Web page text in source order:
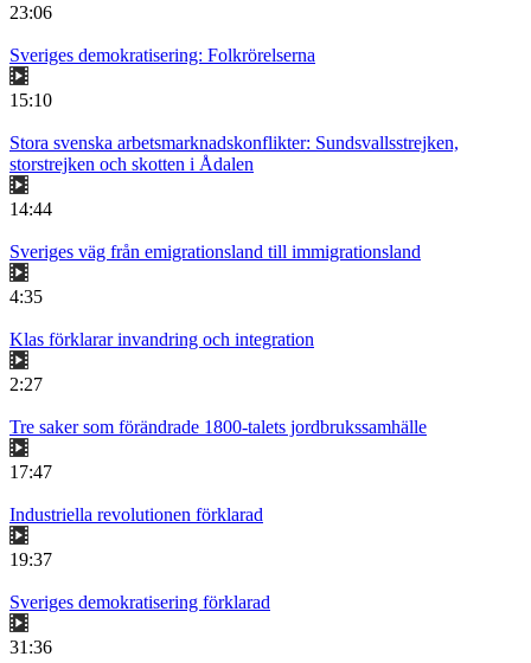
23:06
Sveriges demokratisering: Folkrörelserna
15:10
Stora svenska arbetsmarknadskonflikter: Sundsvallsstrejken,
storstrejken och skotten i Ådalen
14:44
Sveriges väg från emigrationsland till immigrationsland
4:35
Klas förklarar invandring och integration
2:27
Tre saker som förändrade 1800-talets jordbrukssamhälle
17:47
Industriella revolutionen förklarad
19:37
Sveriges demokratisering förklarad
31:36